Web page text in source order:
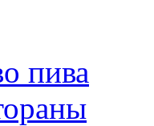
пива